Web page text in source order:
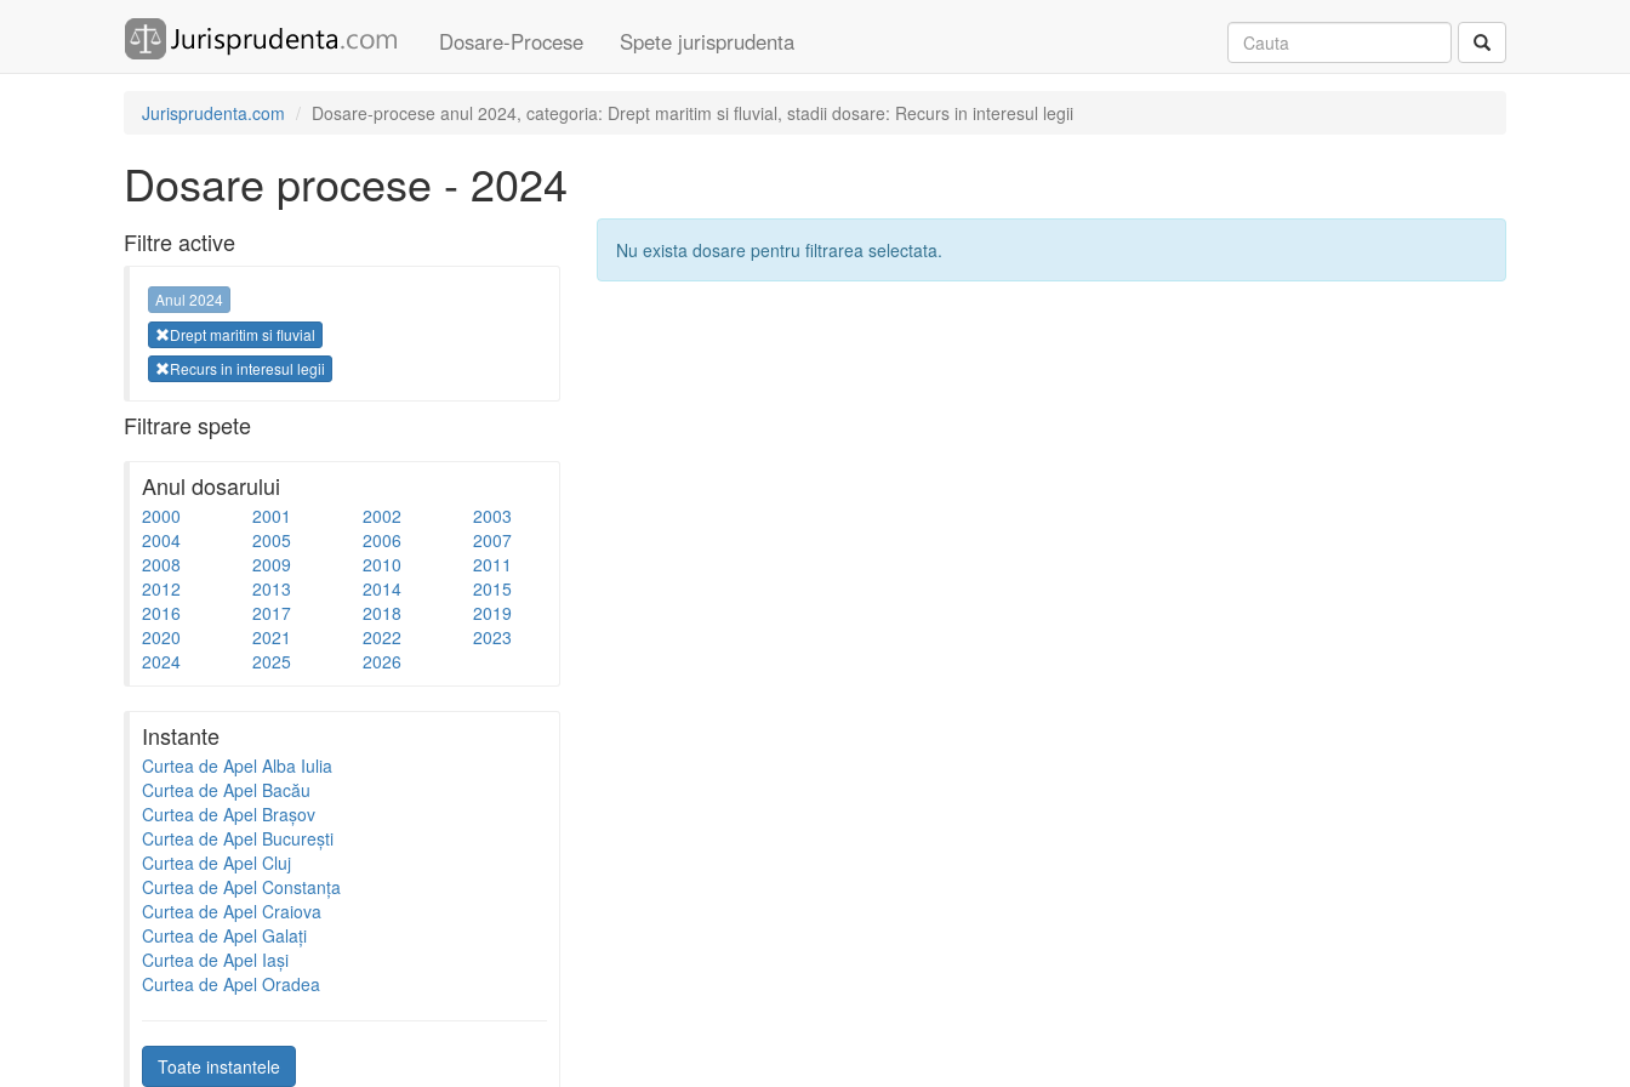
Dosare-Procese Spete jurisprudenta
Jurisprudenta.com Dosare-procese anul 2024, categoria: Drept maritim si fluvial, stadii dosare: Recurs in interesul legii
Dosare procese - 2024
Filtre active
Anul 2024
Drept maritim si fluvial
Recurs in interesul legii
Filtrare spete
Anul dosarului
2000 2001 2002
2003
2004
2005 2006
2007
2008
2009 2010
2011
2012
2013 2014
2015
2016
2017 2018
2019
2020
2021 2022
2023
2024
2025 2026
Instante
Curtea de Apel Alba Iulia
Curtea de Apel Bacău
Curtea de Apel Brașov
Curtea de Apel București
Curtea de Apel Cluj
Curtea de Apel Constanța
Curtea de Apel Craiova
Curtea de Apel Galați
Curtea de Apel Iași
Curtea de Apel Oradea
Toate instantele
Nu exista dosare pentru filtrarea selectata.